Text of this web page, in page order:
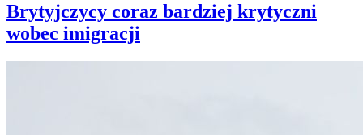
Brytyjczycy coraz bardziej krytyczni
wobec imigracji